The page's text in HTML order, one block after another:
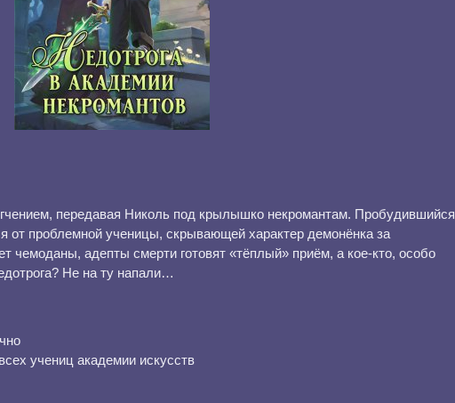
передавая Николь под крылышко некромантам. Пробудившийся
от проблемной ученицы, скрывающей характер демонёнка за
чемоданы, адепты смерти готовят «тёплый» приём, а кое-кто, особо
Не на ту напали…
учениц академии искусств